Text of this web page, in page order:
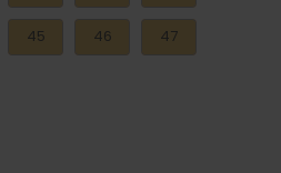
45 46 47